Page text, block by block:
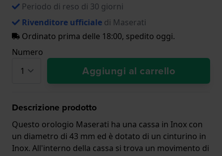
Periodo di reso di 30 giorni
Rivenditore ufficiale di Maserati
Ordinato prima delle 18:00, spedito oggi.
Numero
Aggiungi al carrello
Descrizione prodotto
Questo orologio Maserati ha una cassa in Inox con
un diametro di 43 mm ed è dotato di un cinturino in
Inox. All'interno della cassa si trova un movimento di